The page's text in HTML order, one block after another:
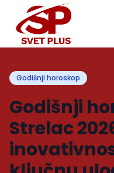
Godišnji horoskop
Godišnji
Strelac